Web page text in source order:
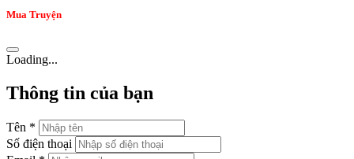
Mua Truyện
Loading...
Thông tin của bạn
Tên *
Số điện thoại